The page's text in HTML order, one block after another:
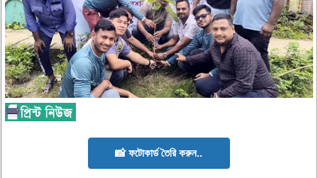
📸 ফটোকার্ড তৈরি করুন..